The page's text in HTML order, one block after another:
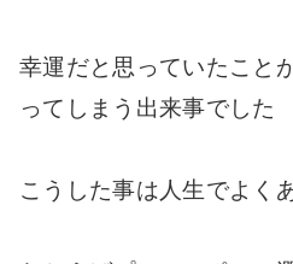
幸運だと思っていたこと
ってしまう出来事でした
こうした事は人生でよく